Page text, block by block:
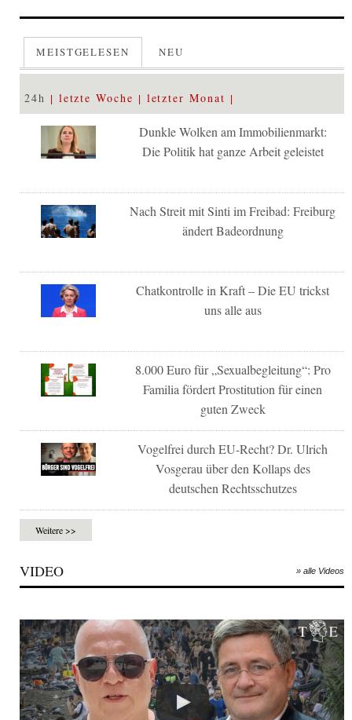
MEISTGELESEN NEU
24h letzte Woche letzter Monat
Dunkle Wolken am Immobilienmarkt:
Die Politik hat ganze Arbeit geleistet
Nach Streit mit Sinti im Freibad: Freiburg
ändert Badeordnung
Chatkontrolle in Kraft – Die EU trickst
uns alle aus
8.000 Euro für „Sexualbegleitung“: Pro
Familia fördert Prostitution für einen
guten Zweck
Vogelfrei durch EU-Recht? Dr. Ulrich
Vosgerau über den Kollaps des
deutschen Rechtsschutzes
Weitere >>
VIDEO » alle Videos